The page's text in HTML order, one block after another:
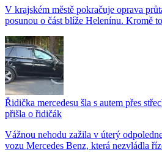
V krajském městě pokračuje oprava
posunou o část blíže Helenínu. Kromě
Řidička mercedesu šla s autem přes
přišla o řidičák
Vážnou nehodu zažila v úterý
vozu Mercedes Benz, která nezvládla